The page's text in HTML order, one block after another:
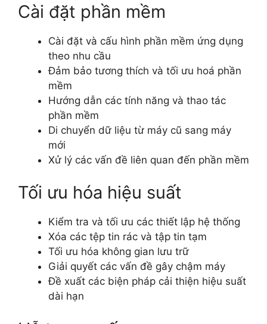
Cài đặt phần mềm
Cài đặt và cấu hình phần mềm ứng dụng
theo nhu cầu
Đảm bảo tương thích và tối ưu hoá phần
mềm
Hướng dẫn các tính năng và thao tác
phần mềm
Di chuyển dữ liệu từ máy cũ sang máy
mới
Xử lý các vấn đề liên quan đến phần mềm
Tối ưu hóa hiệu suất
Kiểm tra và tối ưu các thiết lập hệ thống
Xóa các tệp tin rác và tập tin tạm
Tối ưu hóa không gian lưu trữ
Giải quyết các vấn đề gây chậm máy
Đề xuất các biện pháp cải thiện hiệu suất
dài hạn